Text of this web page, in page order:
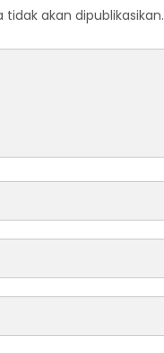
akan dipublikasikan.